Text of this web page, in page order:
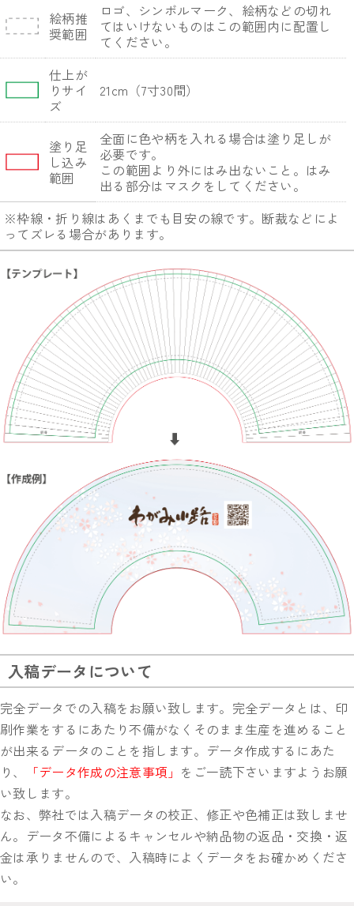
絵柄推
奨範囲
ロゴ、シンボルマーク、絵柄などの切れ
てはいけないものはこの範囲内に配置し
てください。
仕上が
りサイ
ズ
21cm（7寸30間）
塗り足
し込み
範囲
全面に色や柄を入れる場合は塗り足しが
必要です。
この範囲より外にはみ出ないこと。はみ
出る部分はマスクをしてください。
※枠線・折り線はあくまでも目安の線です。断裁などによ
ってズレる場合があります。
入稿データについて
完全データでの入稿をお願い致します。完全データとは、印
刷作業をするにあたり不備がなくそのまま生産を進めること
が出来るデータのことを指します。データ作成するにあた
り、
「データ作成の注意事項」 をご一読下さいますようお願
い致します。
なお、弊社では入稿データの校正、修正や色補正は致しませ
ん。データ不備によるキャンセルや納品物の返品・交換・返
金は承りませんので、入稿時によくデータをお確かめくださ
い。